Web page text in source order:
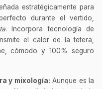
estratégicamente para
durante el vertido,
. Incorpora tecnología de
el calor de la tetera,
cómodo y 100% seguro
y mixología: Aunque es la